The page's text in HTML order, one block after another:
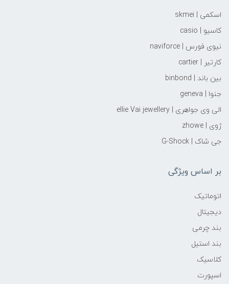
اسکمی | skmei
کاسیو | casio
نیوی فورس | naviforce
کارتیر | cartier
بین باند | binbond
جنوا | geneva
الی وی جواهری | ellie Vai‌ jewellery
ژوی | zhowe
جی شاک | G-Shock
بر اساس ویژگی
اتوماتیک
دیجیتال
بند چرمی
بند استیل
کلاسیک
اسپورت